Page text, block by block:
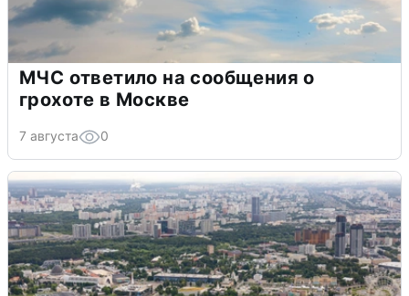
МЧС ответило на сообщения о
грохоте в Москве
7 августа 0